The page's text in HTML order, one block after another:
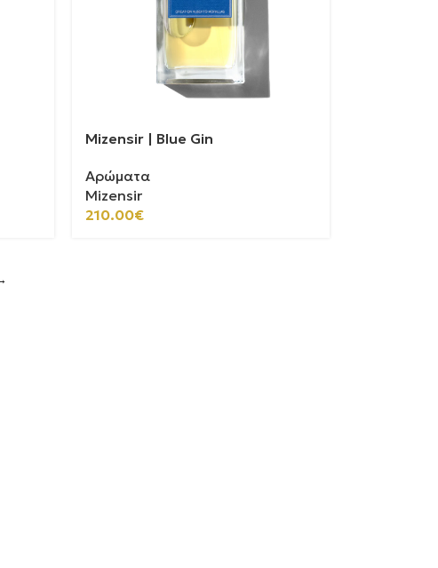
Mizensir | Blue Gin
Αρώματα
Mizensir
210.00€